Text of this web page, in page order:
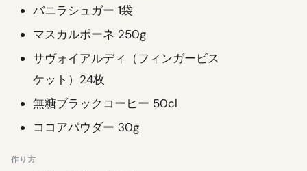
バニラシュガー 1袋
マスカルポーネ 250g
サヴォイアルディ（フィンガービス
ケット）24枚
無糖ブラックコーヒー 50cl
ココアパウダー 30g
作り方